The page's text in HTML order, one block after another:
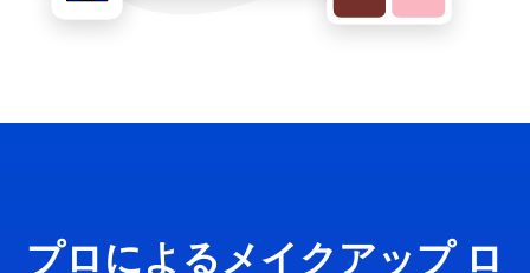
プロによるメイクアップ ロ